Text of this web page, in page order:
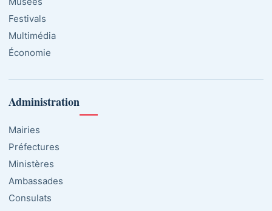
Festivals
Multimédia
Économie
Administration
Mairies
Préfectures
Ministères
Ambassades
Consulats